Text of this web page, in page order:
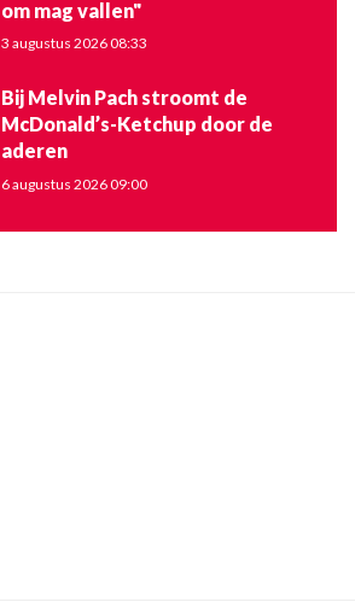
om mag vallen"
3 augustus 2026 08:33
Bij Melvin Pach stroomt de
McDonald’s-Ketchup door de
aderen
6 augustus 2026 09:00